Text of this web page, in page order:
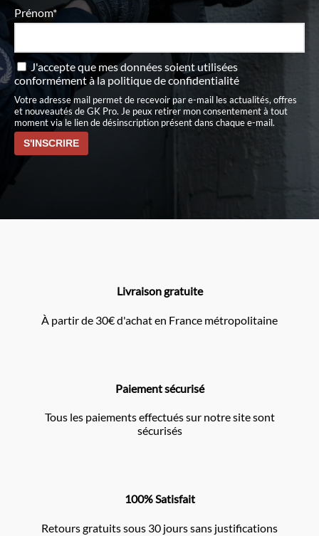
Prénom*
J'accepte que mes données soient utilisées
conformément àla politique de confidentialité
Votre adresse mail permet de recevoir par e-mail les actualités, offres
et nouveautés de GK Pro. Je peux retirer mon consentement à tout
moment via le lien de désinscription présent dans chaque e-mail.
Livraison gratuite
À partir de 30€ d'achat en France métropolitaine
Paiement sécurisé
Tous les paiements effectués sur notre site sont
sécurisés
100% Satisfait
Retours gratuits sous 30 jours sans justifications